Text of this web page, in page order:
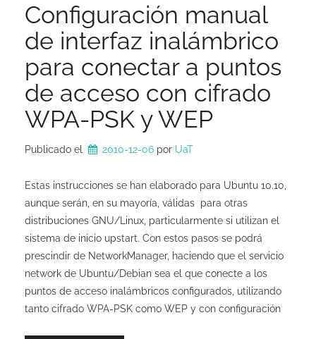
Configuración manual
de interfaz inalámbrico
para conectar a puntos
de acceso con cifrado
WPA-PSK y WEP
Publicado el 2010-12-06 por UaT
Estas instrucciones se han elaborado para Ubuntu 10.10,
aunque serán, en su mayoría, válidas para otras
distribuciones GNU/Linux, particularmente si utilizan el
sistema de inicio upstart. Con estos pasos se podrá
prescindir de NetworkManager, haciendo que el servicio
network de Ubuntu/Debian sea el que conecte a los
puntos de acceso inalámbricos configurados, utilizando
tanto cifrado WPA-PSK como WEP y con configuración